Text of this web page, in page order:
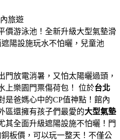
旅遊
門放電消暑，又怕太陽曬過頭，
上樂園門票傷荷包！ 位於台北
是爸媽心中的CP值神點！館內
區還擁有孩子們最愛的大型氣墊
其全面升級遮陽設施不怕曬！門
板價，可以玩一整天！不僅公